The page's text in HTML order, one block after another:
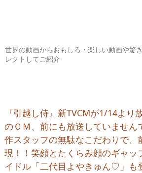
世界の動画からおもしろ・楽しい動画や驚
レクトしてご紹介
『引越し侍』新TVCMが1/14より
のＣＭ、前にも放送していません
作スタッフの無駄なこだわりで、
現！！笑顔とたくらみ顔のギャッ
イドル「二代目よやきゅん♡」も